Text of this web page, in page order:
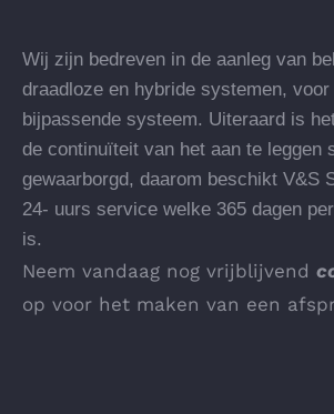
Wij zijn bedreven in de aanleg van
draadloze en hybride systemen,
bijpassende systeem. Uiteraard is
de continuïteit van het aan te leggen
gewaarborgd, daarom beschikt V&S
24- uurs service welke 365 dagen
is.
Neem vandaag nog vrijblijvend
op voor het maken van een